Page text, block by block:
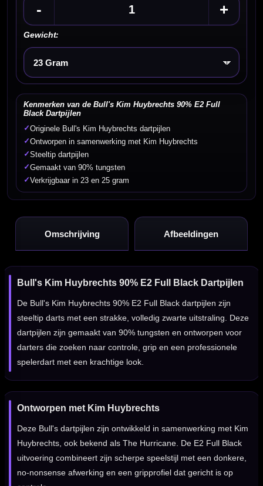
- +
Gewicht:
Kies een optie
Kenmerken van de Bull's Kim Huybrechts 90% E2 Full
Black Dartpijlen
✓Originele Bull's Kim Huybrechts dartpijlen
✓Ontworpen in samenwerking met Kim Huybrechts
✓Steeltip dartpijlen
✓Gemaakt van 90% tungsten
✓Verkrijgbaar in 23 en 25 gram
Omschrijving Afbeeldingen
Bull's Kim Huybrechts 90% E2 Full Black Dartpijlen
De Bull's Kim Huybrechts 90% E2 Full Black dartpijlen zijn
steeltip darts met een strakke, volledig zwarte uitstraling. Deze
dartpijlen zijn gemaakt van 90% tungsten en ontworpen voor
darters die zoeken naar controle, grip en een professionele
spelerdart met een krachtige look.
Ontworpen met Kim Huybrechts
Deze Bull's dartpijlen zijn ontwikkeld in samenwerking met Kim
Huybrechts, ook bekend als The Hurricane. De E2 Full Black
uitvoering combineert zijn scherpe speelstijl met een donkere,
no-nonsense afwerking en een gripprofiel dat gericht is op